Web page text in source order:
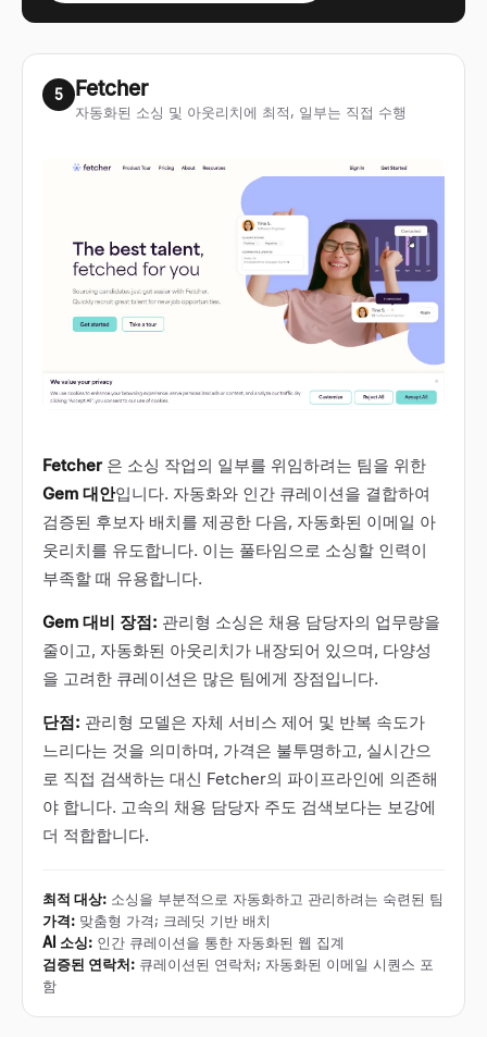
5 Fetcher
자동화된 소싱 및 아웃리치에 최적, 일부는 직접 수행
Fetcher 은 소싱 작업의 일부를 위임하려는 팀을 위한
Gem 대안입니다. 자동화와 인간 큐레이션을 결합하여
검증된 후보자 배치를 제공한 다음, 자동화된 이메일 아
웃리치를 유도합니다. 이는 풀타임으로 소싱할 인력이
부족할 때 유용합니다.
Gem 대비 장점: 관리형 소싱은 채용 담당자의 업무량을
줄이고, 자동화된 아웃리치가 내장되어 있으며, 다양성
을 고려한 큐레이션은 많은 팀에게 장점입니다.
단점: 관리형 모델은 자체 서비스 제어 및 반복 속도가
느리다는 것을 의미하며, 가격은 불투명하고, 실시간으
로 직접 검색하는 대신 Fetcher의 파이프라인에 의존해
야 합니다. 고속의 채용 담당자 주도 검색보다는 보강에
더 적합합니다.
최적 대상: 소싱을 부분적으로 자동화하고 관리하려는 숙련된 팀
가격: 맞춤형 가격; 크레딧 기반 배치
AI 소싱: 인간 큐레이션을 통한 자동화된 웹 집계
검증된 연락처: 큐레이션된 연락처; 자동화된 이메일 시퀀스 포
함